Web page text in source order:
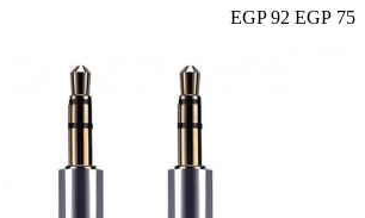
75 EGP
92 EGP